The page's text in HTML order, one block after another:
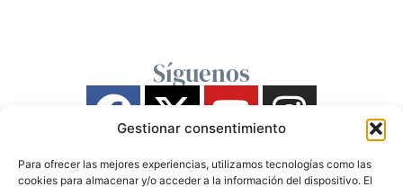
Gestionar consentimiento
Para ofrecer las mejores experiencias, utilizamos tecnologías como las
cookies para almacenar y/o acceder a la información del dispositivo. El
Síguenos